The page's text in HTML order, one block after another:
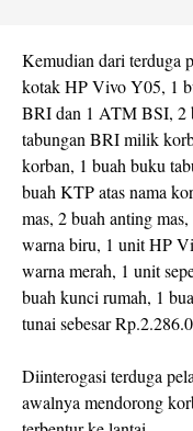
Kemudian dari terduga
kotak HP Vivo Y05, 1
BRI dan 1 ATM BSI, 2
tabungan BRI milik
korban, 1 buah buku
buah KTP atas nama
mas, 2 buah anting
warna biru, 1 unit HP
warna merah, 1 unit
buah kunci rumah, 1
tunai sebesar
Diinterogasi terduga
awalnya mendorong